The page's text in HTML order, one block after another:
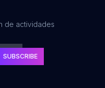
de actividades
SUBSCRIBE